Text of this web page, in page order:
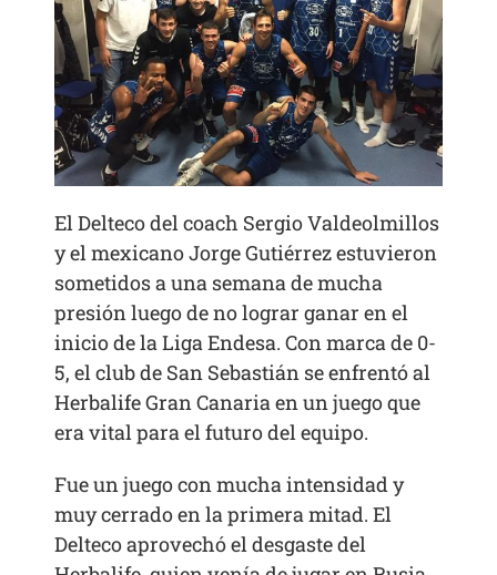
El Delteco del coach Sergio Valdeolmillos
y el mexicano Jorge Gutiérrez estuvieron
sometidos a una semana de mucha
presión luego de no lograr ganar en el
inicio de la Liga Endesa. Con marca de 0-
5, el club de San Sebastián se enfrentó al
Herbalife Gran Canaria en un juego que
era vital para el futuro del equipo.
Fue un juego con mucha intensidad y
muy cerrado en la primera mitad. El
Delteco aprovechó el desgaste del